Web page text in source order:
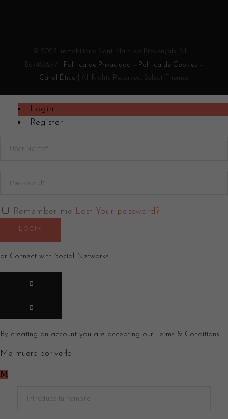
© 2025 Immobiliària Sant Martí de Provençals, S.L. –
B67480277 | Política de Privacidad Política de Cookies
Canal Ético | All Rights Reserved. Select Themes
Login
Register
Remember me Lost Your password?
LOGIN
or Connect with Social Networks
By creating an account you are accepting our Terms & Conditions
Me muero por verlo